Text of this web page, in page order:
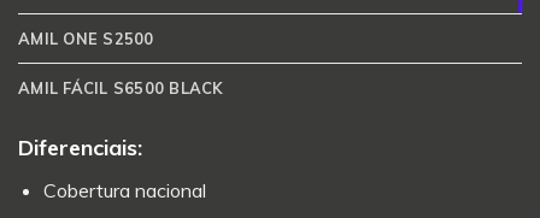
AMIL ONE S2500
AMIL FÁCIL S6500 BLACK
Diferenciais:
Cobertura nacional